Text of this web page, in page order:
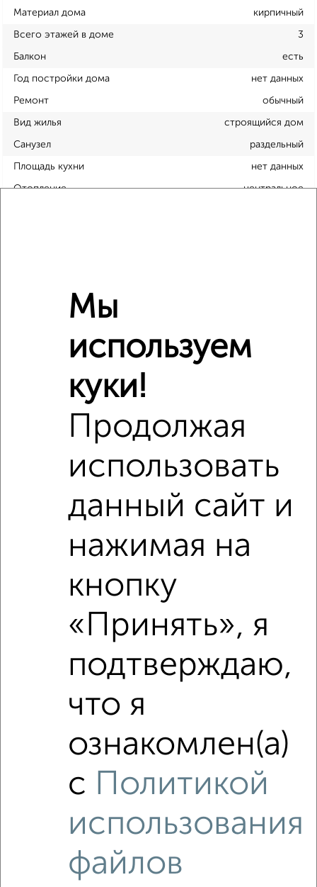
Материал дома кирпичный
Всего этажей в доме 3
Балкон есть
Год постройки дома нет данных
Ремонт обычный
Вид жилья строящийся дом
Санузел раздельный
Площадь кухни нет данных
Отопление центральное
Поликлиники Фитнес
Сравнение средних цен
2‑комнатные квартиры с похожей площадью ±10%
12 240 000
12 240 000 ₽
Средняя цена район
Средняя цена по городу
Похожие предложения рядом
2‑комнатные квартиры недалеко от квартал Троицкая
Мы
используем
куки!
Продолжая
использовать
данный сайт и
нажимая на
кнопку
«Принять», я
подтверждаю,
что я
ознакомлен(а)
с Политикой
использования
файлов